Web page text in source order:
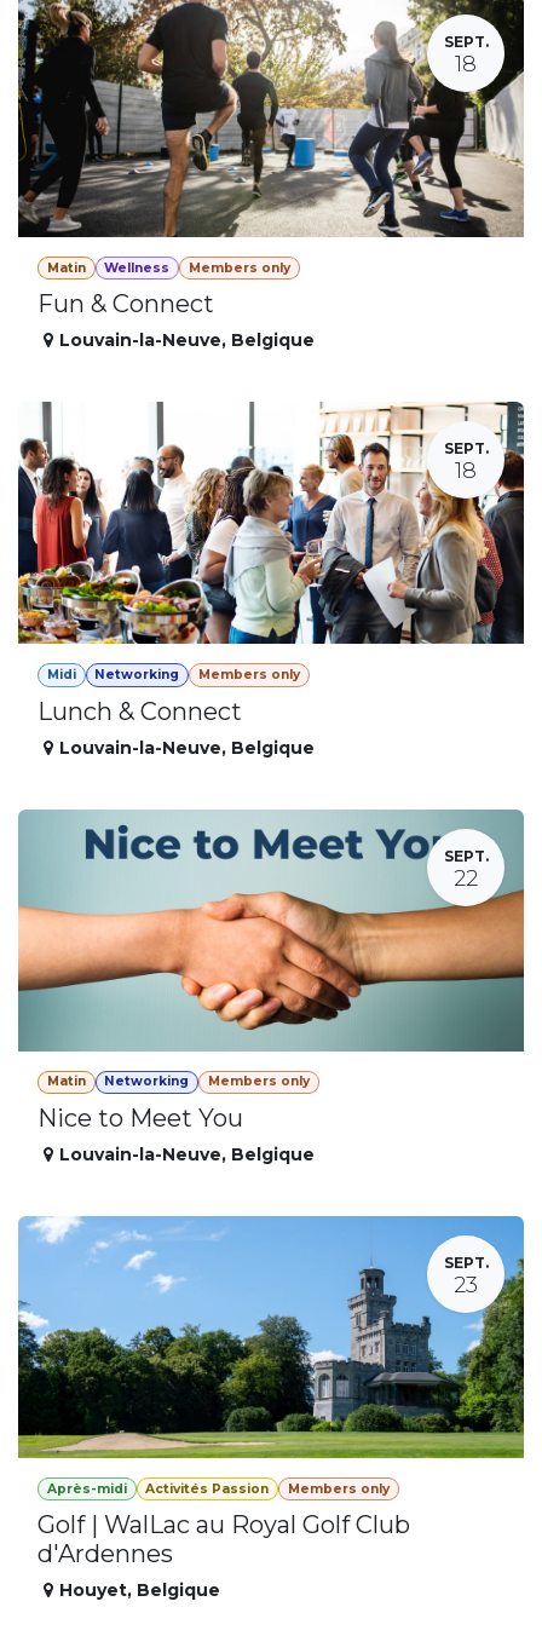
SEPT.
18
Matin Wellness Members only
Fun & Connect
Louvain-la-Neuve, Belgique
SEPT.
18
Midi Networking Members only
Lunch & Connect
Louvain-la-Neuve, Belgique
SEPT.
22
Matin Networking Members only
Nice to Meet You
Louvain-la-Neuve, Belgique
SEPT.
23
Après-midi Activités Passion Members only
Golf | WalLac au Royal Golf Club
d'Ardennes
Houyet, Belgique